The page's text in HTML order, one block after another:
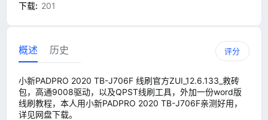
下载 201
概述 历史 评分
小新PADPRO 2020 TB-J706F 线刷官方ZUI_12.6.133_救砖
包，高通9008驱动，以及QPST线刷工具，外加一份word版
线刷教程，本人用小新PADPRO 2020 TB-J706F亲测好用，
详见网盘下载。